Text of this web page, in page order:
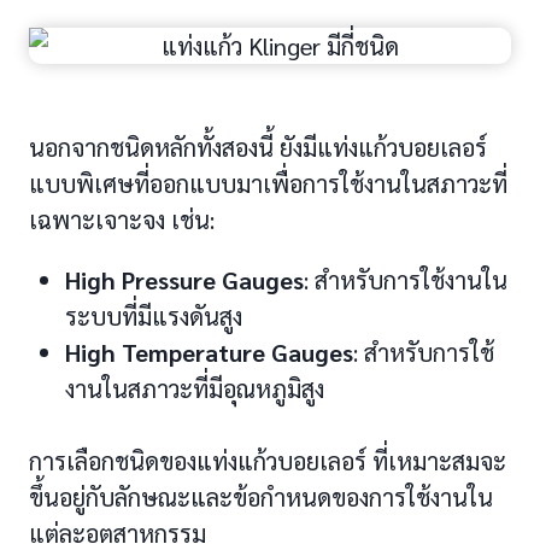
นอกจากชนิดหลักทั้งสองนี้ ยังมีแท่งแก้วบอยเลอร์
แบบพิเศษที่ออกแบบมาเพื่อการใช้งานในสภาวะที่
เฉพาะเจาะจง เช่น:
High Pressure Gauges: สำหรับการใช้งานใน
ระบบที่มีแรงดันสูง
High Temperature Gauges: สำหรับการใช้
งานในสภาวะที่มีอุณหภูมิสูง
การเลือกชนิดของแท่งแก้วบอยเลอร์ ที่เหมาะสมจะ
ขึ้นอยู่กับลักษณะและข้อกำหนดของการใช้งานใน
แต่ละอุตสาหกรรม